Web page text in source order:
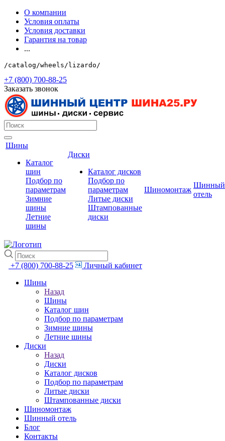
О компании
Условия оплаты
Условия доставки
Гарантия на товар
...
/catalog/wheels/lizardo/
+7 (800) 700-88-25
Заказать звонок
Шины
Каталог
шин
Подбор по
параметрам
Зимние
шины
Летние
шины
Диски
Каталог дисков
Подбор по
параметрам
Литые диски
Штампованные
диски
Шиномонтаж
Шинный
отель
+7 (800) 700-88-25
Личный кабинет
Шины
Назад
Шины
Каталог шин
Подбор по параметрам
Зимние шины
Летние шины
Диски
Назад
Диски
Каталог дисков
Подбор по параметрам
Литые диски
Штампованные диски
Шиномонтаж
Шинный отель
Блог
Контакты